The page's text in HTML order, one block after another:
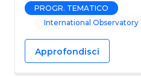
PROGR. TEMATICO
International
Approfondisci